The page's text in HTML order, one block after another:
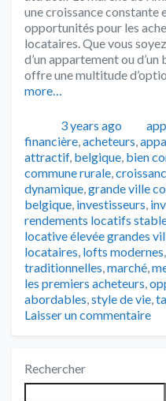
une croissance constante
opportunités pour les
locataires. Que vous
d’un appartement ou
offre une multitude
more…
Publié3 years ago
financière,acheteurs,
attractif, belgique, bien
commune rurale,
dynamique,grande ville
belgique, investisseurs,
rendements locatifs
locative élevée grandes
locataires, lofts modernes,
traditionnelles,marché,
les premiers acheteurs,
abordables,style de vie,
Laisser un commentaire
Rechercher